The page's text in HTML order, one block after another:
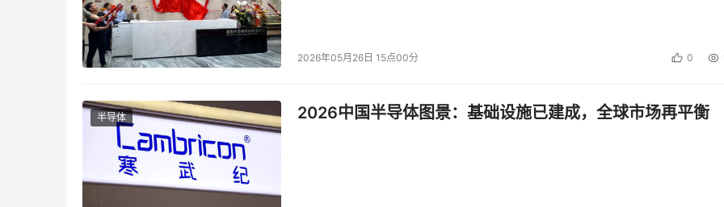
2026年05月26日 15点00分 0
半导体 2026中国半导体图景：基础设施已建成，全球市场再平衡